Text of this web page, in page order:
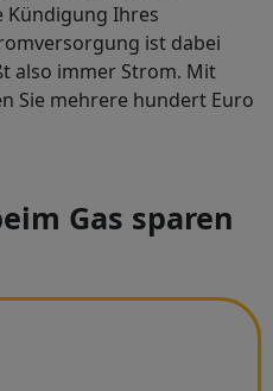
Kündigung Ihres
ist dabei
also immer Strom. Mit
Sie mehrere hundert Euro
Gas sparen